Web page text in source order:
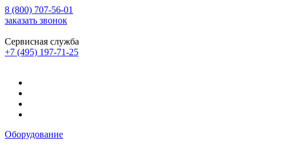
8 (800) 707-56-01
заказать звонок
Сервисная служба
+7 (495) 197-71-25
Оборудование